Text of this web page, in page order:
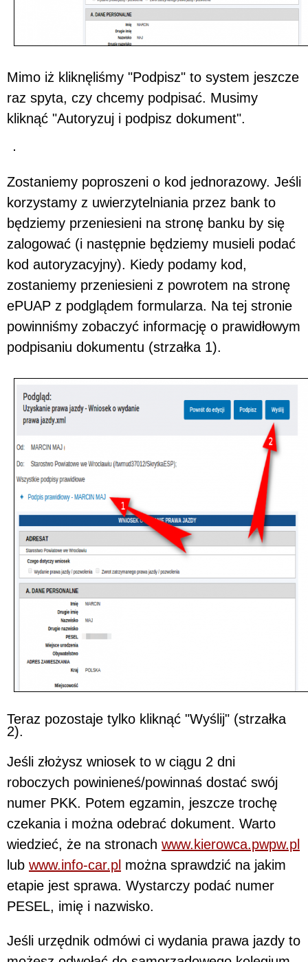
Mimo iż kliknęliśmy "Podpisz" to system jeszcze
raz spyta, czy chcemy podpisać. Musimy
kliknąć "Autoryzuj i podpisz dokument".
Zostaniemy poproszeni o kod jednorazowy. Jeśli
korzystamy z uwierzytelniania przez bank to
będziemy przeniesieni na stronę banku by się
zalogować (i następnie będziemy musieli podać
kod autoryzacyjny). Kiedy podamy kod,
zostaniemy przeniesieni z powrotem na stronę
ePUAP z podglądem formularza. Na tej stronie
powinniśmy zobaczyć informację o prawidłowym
podpisaniu dokumentu (strzałka 1).
Teraz pozostaje tylko kliknąć "Wyślij" (strzałka
2).
Jeśli złożysz wniosek to w ciągu 2 dni
roboczych powinieneś/powinnaś dostać swój
numer PKK. Potem egzamin, jeszcze trochę
czekania i można odebrać dokument. Warto
wiedzieć, że na stronach www.kierowca.pwpw.pl
lub www.info-car.pl można sprawdzić na jakim
etapie jest sprawa. Wystarczy podać numer
PESEL, imię i nazwisko.
Jeśli urzędnik odmówi ci wydania prawa jazdy to